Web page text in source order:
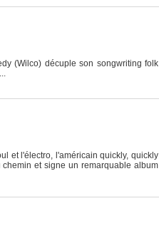
(Wilco) décuple son songwriting folk
et l'électro, l'américain quickly, quickly
et signe un remarquable album